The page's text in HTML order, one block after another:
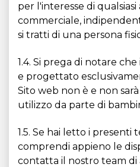
per l'interesse di
commerciale,
si tratti di una persona
1.4. Si prega di notare
e progettato
Sito web non è e non
utilizzo da parte di
1.5. Se hai letto i presenti
comprendi appieno le
contatta il nostro team di